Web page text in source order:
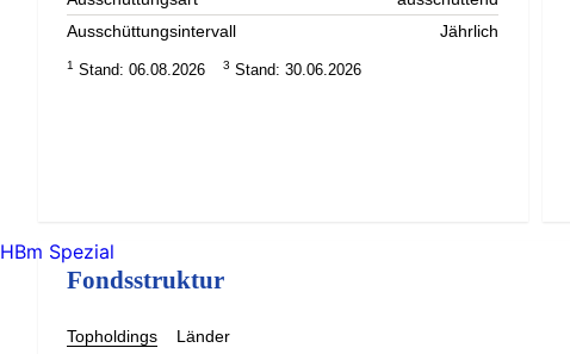
Ausschüttungsintervall
Jährlich
1 Stand: 06.08.2026 3 Stand: 30.06.2026
Fondsstruktur
Topholdings Länder
HBm Spezial